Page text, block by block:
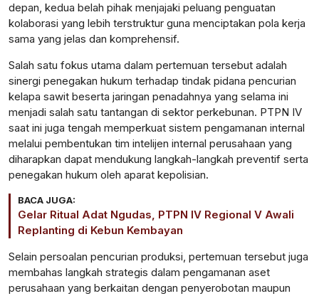
depan, kedua belah pihak menjajaki peluang penguatan
kolaborasi yang lebih terstruktur guna menciptakan pola kerja
sama yang jelas dan komprehensif.
Salah satu fokus utama dalam pertemuan tersebut adalah
sinergi penegakan hukum terhadap tindak pidana pencurian
kelapa sawit beserta jaringan penadahnya yang selama ini
menjadi salah satu tantangan di sektor perkebunan. PTPN IV
saat ini juga tengah memperkuat sistem pengamanan internal
melalui pembentukan tim intelijen internal perusahaan yang
diharapkan dapat mendukung langkah-langkah preventif serta
penegakan hukum oleh aparat kepolisian.
BACA JUGA:
Gelar Ritual Adat Ngudas, PTPN IV Regional V Awali
Replanting di Kebun Kembayan
Selain persoalan pencurian produksi, pertemuan tersebut juga
membahas langkah strategis dalam pengamanan aset
perusahaan yang berkaitan dengan penyerobotan maupun